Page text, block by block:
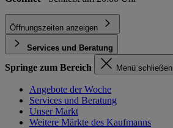
Öffnungszeiten anzeigen
Services und Beratung
Springe zum Bereich Menü schließen
Angebote der Woche
Services und Beratung
Unser Markt
Weitere Märkte des Kaufmanns